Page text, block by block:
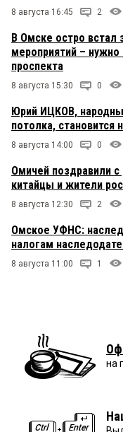
8 августа 16:45 2
В Омске остро встал
мероприятий –
проспекта
8 августа 15:30 0
Юрий ИЦКОВ,
потолка, становится
8 августа 14:00 0
Омичей поздравили
китайцы и жители
8 августа 12:30 2
Омское УФНС:
налогам
8 августа 11:00 1
на